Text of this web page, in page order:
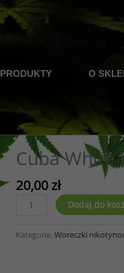
PRODUKTY O
Cuba White
20,00 zł
ilość
Line
Dodaj do
Kategorie: Woreczki